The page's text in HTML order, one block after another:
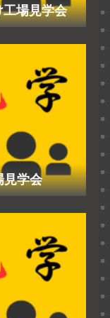
工場見学会
見学会